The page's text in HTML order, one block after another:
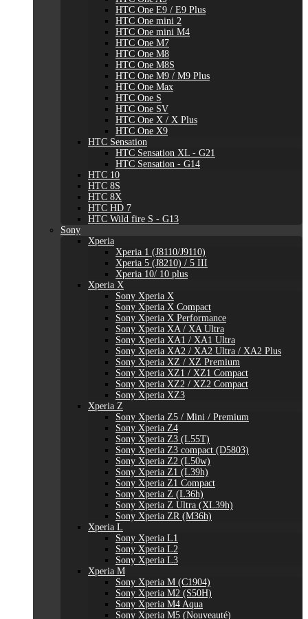
HTC One E9 / E9 Plus
HTC One mini 2
HTC One mini M4
HTC One M7
HTC One M8
HTC One M8S
HTC One M9 / M9 Plus
HTC One Max
HTC One S
HTC One SV
HTC One X / X Plus
HTC One X9
HTC Sensation
HTC Sensation XL - G21
HTC Sensation - G14
HTC 10
HTC 8S
HTC 8X
HTC HD 7
HTC Wild fire S - G13
Sony
Xperia
Xperia 1 (J8110/J9110)
Xperia 5 (J8210) / 5 III
Xperia 10/ 10 plus
Xperia X
Sony Xperia X
Sony Xperia X Compact
Sony Xperia X Performance
Sony Xperia XA / XA Ultra
Sony Xperia XA1 / XA1 Ultra
Sony Xperia XA2 / XA2 Ultra / XA2 Plus
Sony Xperia XZ / XZ Premium
Sony Xperia XZ1 / XZ1 Compact
Sony Xperia XZ2 / XZ2 Compact
Sony Xperia XZ3
Xperia Z
Sony Xperia Z5 / Mini / Premium
Sony Xperia Z4
Sony Xperia Z3 (L55T)
Sony Xperia Z3 compact (D5803)
Sony Xperia Z2 (L50w)
Sony Xperia Z1 (L39h)
Sony Xperia Z1 Compact
Sony Xperia Z (L36h)
Sony Xperia Z Ultra (XL39h)
Sony Xperia ZR (M36h)
Xperia L
Sony Xperia L1
Sony Xperia L2
Sony Xperia L3
Xperia M
Sony Xperia M (C1904)
Sony Xperia M2 (S50H)
Sony Xperia M4 Aqua
Sony Xperia M5 (Nouveauté)